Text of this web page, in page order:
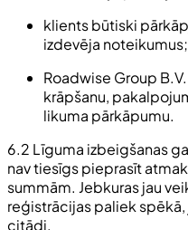
klients būtiski
izdevēja noteikumus;
Roadwise Group
krāpšanu,
likuma pārkāpumu.
6.2 Līguma izbeigšanas
nav tiesīgs pieprasīt
summām. Jebkuras jau
reģistrācijas paliek
citādi.